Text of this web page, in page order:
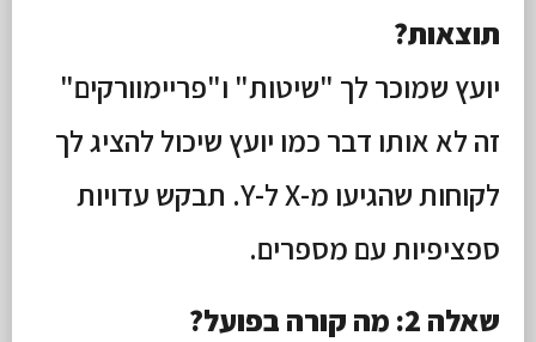
תוצאות?
יועץ שמוכר לך "שיטות" ו"פריימוורקים"
זה לא אותו דבר כמו יועץ שיכול להציג לך
לקוחות שהגיעו מ-X ל-Y. תבקש עדויות
ספציפיות עם מספרים.
שאלה 2: מה קורה בפועל?